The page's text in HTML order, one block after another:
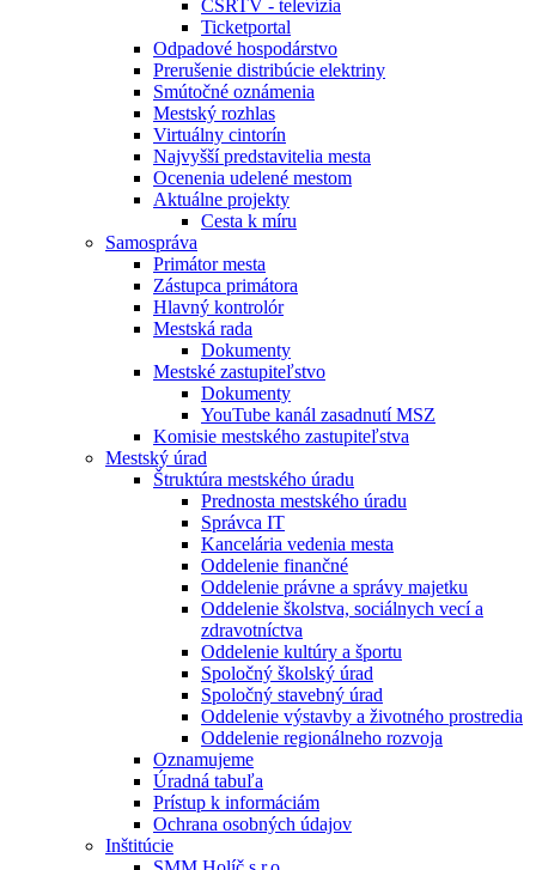
ČSRTV - televízia
Ticketportal
Odpadové hospodárstvo
Prerušenie distribúcie elektriny
Smútočné oznámenia
Mestský rozhlas
Virtuálny cintorín
Najvyšší predstavitelia mesta
Ocenenia udelené mestom
Aktuálne projekty
Cesta k míru
Samospráva
Primátor mesta
Zástupca primátora
Hlavný kontrolór
Mestská rada
Dokumenty
Mestské zastupiteľstvo
Dokumenty
YouTube kanál zasadnutí MSZ
Komisie mestského zastupiteľstva
Mestský úrad
Štruktúra mestského úradu
Prednosta mestského úradu
Správca IT
Kancelária vedenia mesta
Oddelenie finančné
Oddelenie právne a správy majetku
Oddelenie školstva, sociálnych vecí a
zdravotníctva
Oddelenie kultúry a športu
Spoločný školský úrad
Spoločný stavebný úrad
Oddelenie výstavby a životného prostredia
Oddelenie regionálneho rozvoja
Oznamujeme
Úradná tabuľa
Prístup k informáciám
Ochrana osobných údajov
Inštitúcie